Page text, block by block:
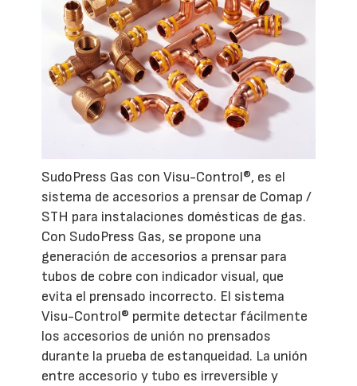
SudoPress Gas con Visu-Control®, es el
sistema de accesorios a prensar de Comap /
STH para instalaciones domésticas de gas.
Con SudoPress Gas, se propone una
generación de accesorios a prensar para
tubos de cobre con indicador visual, que
evita el prensado incorrecto. El sistema
Visu-Control® permite detectar fácilmente
los accesorios de unión no prensados
durante la prueba de estanqueidad. La unión
entre accesorio y tubo es irreversible y